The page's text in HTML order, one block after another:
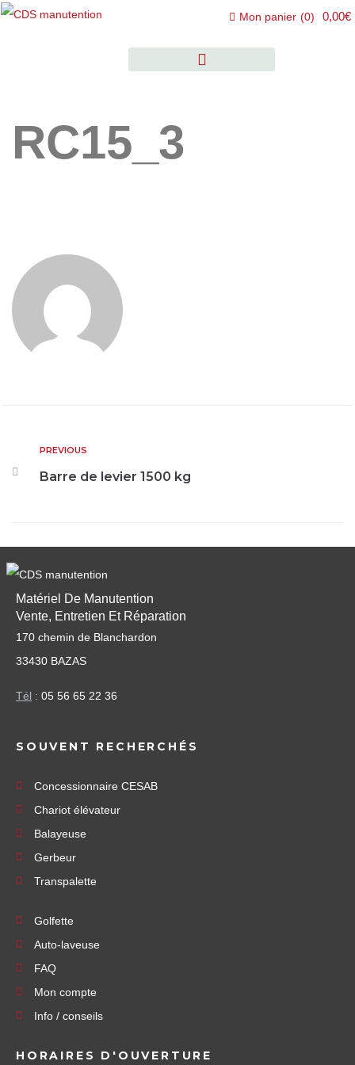
Mon panier (0) 0,00€
RC15_3
PREVIOUS
Barre de levier 1500 kg
Matériel De Manutention
Vente, Entretien Et Réparation
170 chemin de Blanchardon
33430 BAZAS
Tél : 05 56 65 22 36
SOUVENT RECHERCHÉS
Concessionnaire CESAB
Chariot élévateur
Balayeuse
Gerbeur
Transpalette
Golfette
Auto-laveuse
FAQ
Mon compte
Info / conseils
HORAIRES D'OUVERTURE